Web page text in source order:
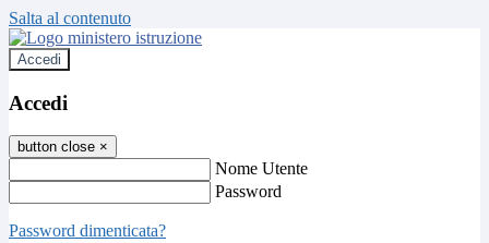
Salta al contenuto
Accedi
Accedi
button close ×
Nome Utente
Password
Password dimenticata?